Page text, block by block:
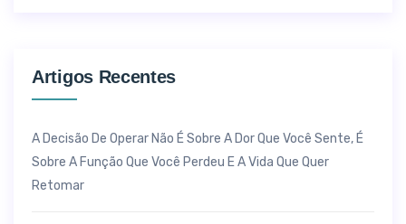
Artigos Recentes
A Decisão De Operar Não É Sobre A Dor Que Você Sente, É
Sobre A Função Que Você Perdeu E A Vida Que Quer
Retomar